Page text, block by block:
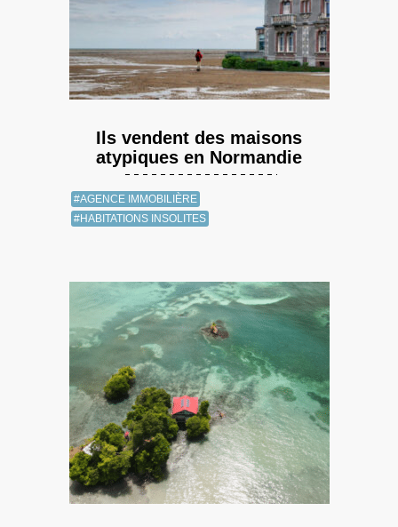
Ils vendent des maisons
atypiques en Normandie
#AGENCE IMMOBILIÈRE
#HABITATIONS INSOLITES